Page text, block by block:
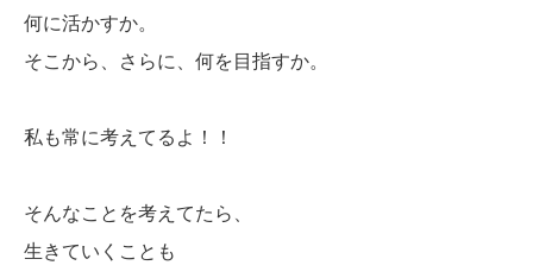
何に活かすか。
そこから、さらに、何を目指すか。
私も常に考えてるよ！！
そんなことを考えてたら、
生きていくことも